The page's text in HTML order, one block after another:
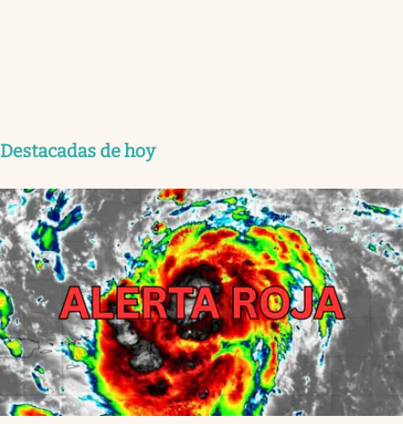
Destacadas de hoy